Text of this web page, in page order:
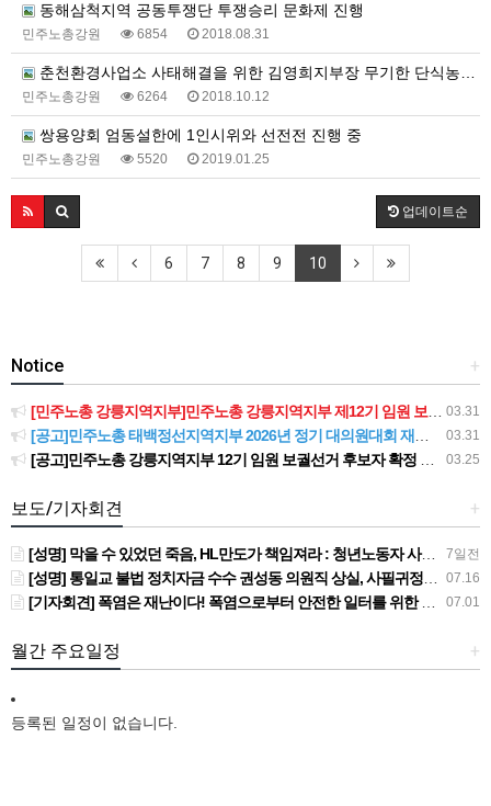
동해삼척지역 공동투쟁단 투쟁승리 문화제 진행
민주노총강원 6854 2018.08.31
춘천환경사업소 사태해결을 위한 김영희지부장 무기한 단식농성에 들어가며.
민주노총강원 6264 2018.10.12
쌍용양회 엄동설한에 1인시위와 선전전 진행 중
민주노총강원 5520 2019.01.25
업데이트순
6 7 8 9 10
+
Notice
03.31
[민주노총 강릉지역지부]민주노총 강릉지역지부 제12기 임원 보궐선거결과 공고
03.31
[공고]민주노총 태백정선지역지부 2026년 정기 대의원대회 재소집 건
03.25
[공고]민주노총 강릉지역지부 12기 임원 보궐선거 후보자 확정 공고
+
보도/기자회견
7일전
[성명] 막을 수 있었던 죽음, HL만도가 책임져라 : 청년노동자 사망사고의 철저한 진상규명과 재발방지 대책 마련하라
07.16
[성명] 통일교 불법 정치자금 수수 권성동 의원직 상실, 사필귀정이다
07.01
[기자회견] 폭염은 재난이다! 폭염으로부터 안전한 일터를 위한 민주노총 강원지역본부 폭염감시단 선포 기자회견
+
월간 주요일정
등록된 일정이 없습니다.